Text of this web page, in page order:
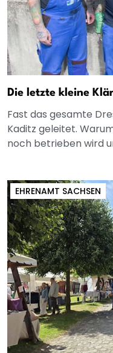
Die letzte kleine
Fast das gesamte
Kaditz geleitet.
noch betrieben wird
EHRENAMT SACHSEN